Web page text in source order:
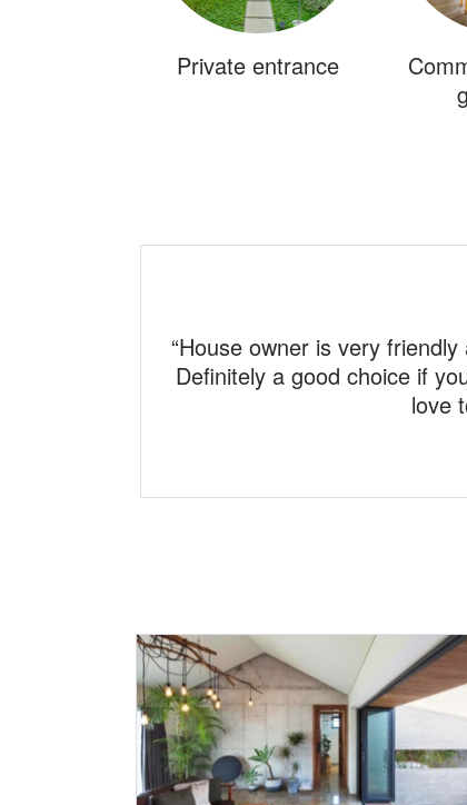
Private entrance
“House owner is very
Definitely a good choice if
love